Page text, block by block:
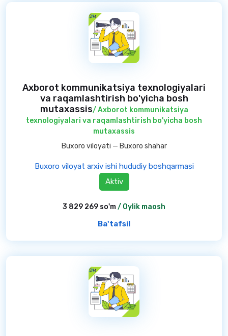
Axborot kommunikatsiya texnologiyalari
va raqamlashtirish bo'yicha bosh
mutaxassis/ Axborot kommunikatsiya
texnologiyalari va raqamlashtirish bo'yicha bosh
mutaxassis
Buxoro viloyati — Buxoro shahar
Buxoro viloyat arxiv ishi hududiy boshqarmasi
Aktiv
3 829 269 so'm/ Oylik maosh
Ba'tafsil